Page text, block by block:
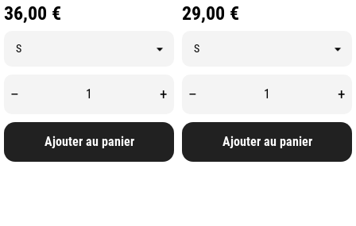
Prix
36,00 €
– +
Ajouter au panier
Prix
29,00 €
– +
Ajouter au panier